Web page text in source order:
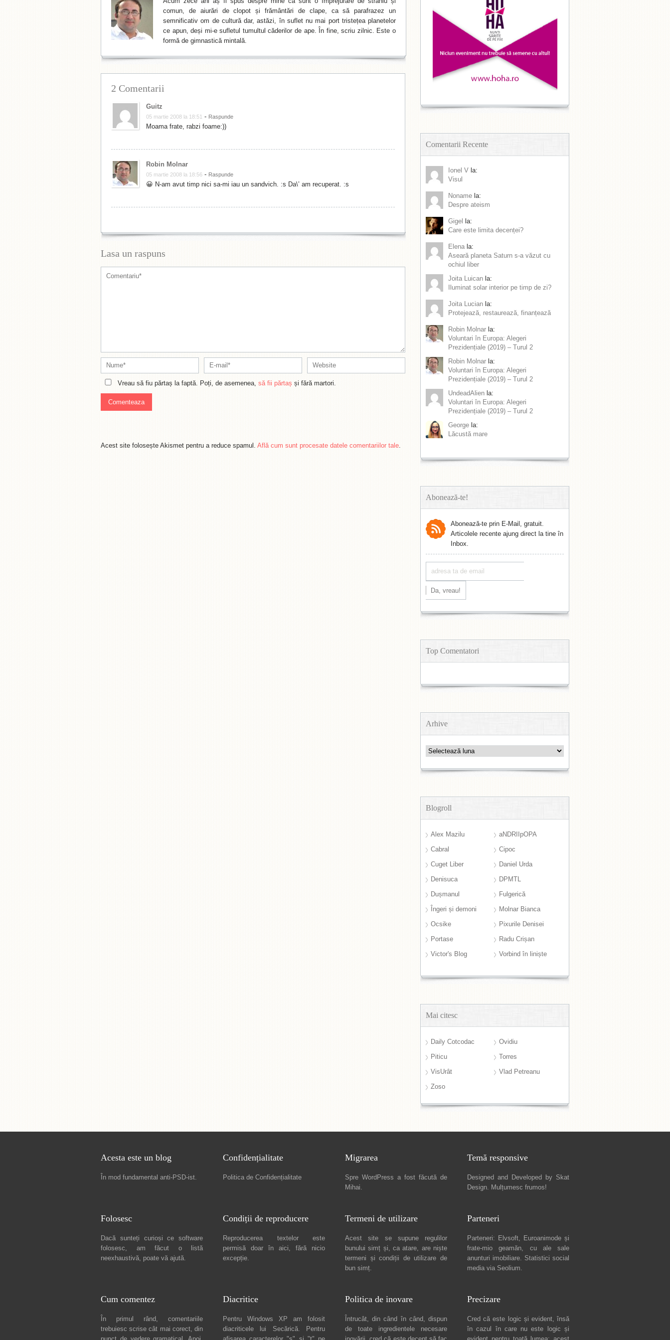
comun, de aiurări de clopot și frământări de clape, ca să parafrazez un
semnificativ om de cultură dar, astăzi, în suflet nu mai port tristețea planetelor
ce apun, deși mi-e sufletul tumultul căderilor de ape. În fine, scriu zilnic. Este o
formă de gimnastică mintală.
2 Comentarii
Guitz
05 martie 2008 la 18:51 - Raspunde
Moama frate, rabzi foame:))
Robin Molnar
05 martie 2008 la 18:56 - Raspunde
😀 N-am avut timp nici sa-mi iau un sandvich. :s Da\’ am recuperat. :s
Lasa un raspuns
Vreau să fiu părtaș la faptă. Poți, de asemenea, să fii părtaș și fără martori.
Acest site folosește Akismet pentru a reduce spamul. Află cum sunt procesate datele comentariilor tale.
Comentarii Recente
Ionel V la:
Visul
Noname la:
Despre ateism
Gigel
la:
Care este limita decenței?
Elena la:
Aseară planeta Saturn s-a văzut cu
ochiul liber
Joita Luican la:
Iluminat solar interior pe timp de zi?
Joita Lucian la:
Protejează, restaurează, finanțează
Robin Molnar la:
Voluntari în Europa: Alegeri
Prezidențiale (2019) – Turul 2
Robin Molnar la:
Voluntari în Europa: Alegeri
Prezidențiale (2019) – Turul 2
UndeadAlien la:
Voluntari în Europa: Alegeri
Prezidențiale (2019) – Turul 2
George la:
Lăcustă mare
Abonează-te!
Abonează-te prin E-Mail, gratuit.
Articolele recente ajung direct la tine în
Inbox.
Top Comentatori
Arhive
Arhive
Blogroll
Alex Mazilu
aNDRIIpOPA
Cabral
Cipoc
Cuget Liber
Daniel Urda
Denisuca
DPMTL
Dușmanul
Fulgerică
Îngeri și demoni
Molnar Bianca
Ocsike
Pixurile Denisei
Portase
Radu Crișan
Victor's Blog
Vorbind în liniște
Mai citesc
Daily Cotcodac
Ovidiu
Piticu
Torres
VisUrât
Vlad Petreanu
Zoso
Acesta este un blog
În mod fundamental anti-PSD-ist.
Confidențialitate
Politica de Confidențialitate
Migrarea
Spre WordPress a fost făcută de
Mihai.
Temă responsive
Designed and Developed by Skat
Design. Mulțumesc frumos!
Folosesc
Dacă sunteți curioși ce software
folosesc, am făcut o listă
neexhaustivă, poate vă ajută.
Condiții de reproducere
Reproducerea textelor este
permisă doar în aici, fără nicio
excepție.
Termeni de utilizare
Acest site se supune regulilor
bunului simț și, ca atare, are niște
termeni și condiții de utilizare de
bun simț.
Parteneri
Parteneri: Elvsoft, Euroanimode și
frate-mio geamăn, cu ale sale
anunturi imobiliare. Statistici social
media via Seolium.
Cum comentez
În primul rând, comentariile
trebuiesc scrise cât mai corect, din
Diacritice
Pentru Windows XP am folosit
diacriticele lui Secărică. Pentru
Politica de inovare
Întrucât, din când în când, dispun
de toate ingredientele necesare
Precizare
Cred că este logic și evident, însă
în cazul în care nu este logic și